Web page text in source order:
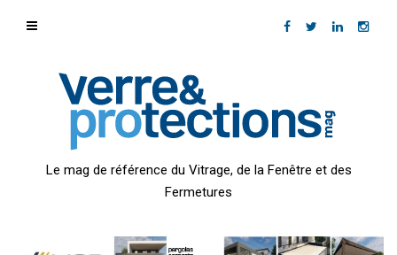
Le mag de référence du Vitrage, de la Fenêtre et des
Fermetures